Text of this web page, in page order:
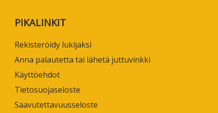
PIKALINKIT
Rekisteröidy lukijaksi
Anna palautetta tai lähetä juttuvinkki
Käyttöehdot
Tietosuojaseloste
Saavutettavuusseloste